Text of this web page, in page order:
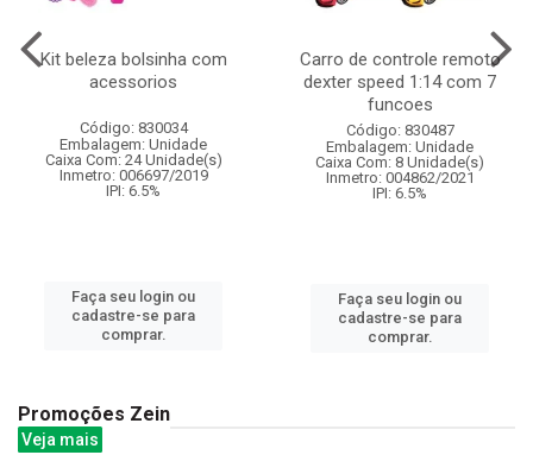
Kit beleza bolsinha com
acessorios
Código: 830034
Embalagem: Unidade
Caixa Com: 24 Unidade(s)
Inmetro: 006697/2019
IPI: 6.5%
Faça seu login ou
cadastre-se para
comprar.
Carro de controle remoto
dexter speed 1:14 com 7
funcoes
Código: 830487
Embalagem: Unidade
Caixa Com: 8 Unidade(s)
Inmetro: 004862/2021
IPI: 6.5%
Faça seu login ou
cadastre-se para
comprar.
Promoções Zein
Veja mais